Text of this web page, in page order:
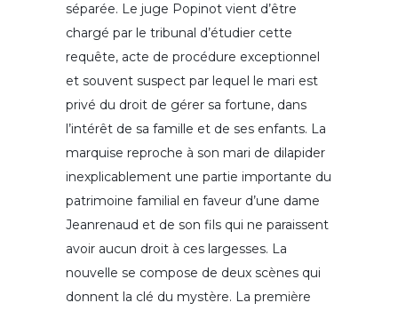
séparée. Le juge Popinot vient d’être
chargé par le tribunal d’étudier cette
requête, acte de procédure exceptionnel
et souvent suspect par lequel le mari est
privé du droit de gérer sa fortune, dans
l’intérêt de sa famille et de ses enfants. La
marquise reproche à son mari de dilapider
inexplicablement une partie importante du
patrimoine familial en faveur d’une dame
Jeanrenaud et de son fils qui ne paraissent
avoir aucun droit à ces largesses. La
nouvelle se compose de deux scènes qui
donnent la clé du mystère. La première